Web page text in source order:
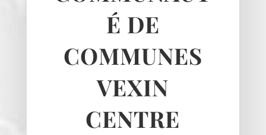
É DE
COMMUNES
VEXIN
CENTRE